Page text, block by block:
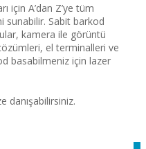
için A’dan Z’ye tüm
sunabilir. Sabit barkod
kamera ile görüntü
el terminalleri ve
basabilmeniz için lazer
danışabilirsiniz.